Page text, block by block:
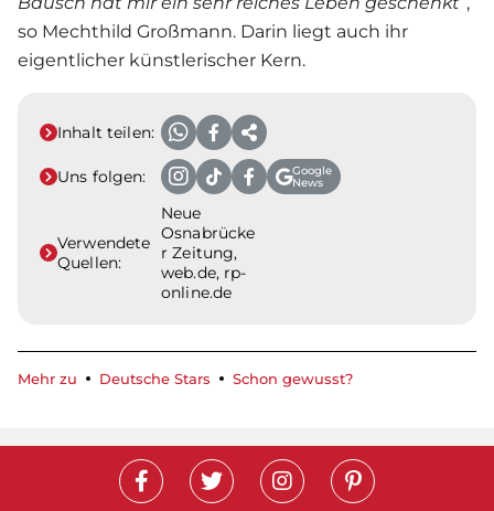
so Mechthild Großmann. Darin liegt auch ihr
eigentlicher künstlerischer Kern.
Inhalt teilen:
Uns folgen:
Google
News
Verwendete
Quellen:
Neue
Osnabrücke
r Zeitung,
web.de, rp-
online.de
Mehr zu Deutsche Stars Schon gewusst?